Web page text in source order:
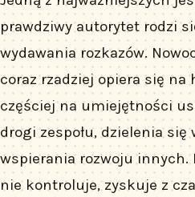
prawdziwy autorytet rodzi
wydawania rozkazów.
coraz rzadziej opiera się na
częściej na umiejętności
drogi zespołu, dzielenia
wspierania rozwoju innych.
nie kontroluje, zyskuje z